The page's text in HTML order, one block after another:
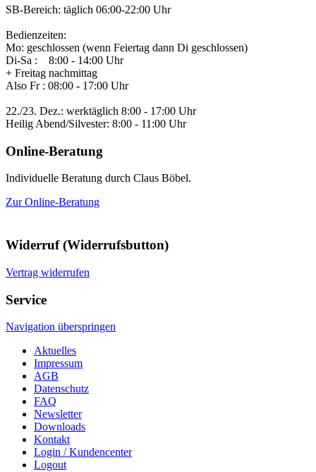
SB-Bereich: täglich 06:00-22:00 Uhr
Bedienzeiten:
Mo: geschlossen (wenn Feiertag dann Di geschlossen)
Di-Sa : 8:00 - 14:00 Uhr
+ Freitag nachmittag
Also Fr : 08:00 - 17:00 Uhr
22./23. Dez.: werktäglich 8:00 - 17:00 Uhr
Heilig Abend/Silvester: 8:00 - 11:00 Uhr
Online-Beratung
Individuelle Beratung durch Claus Böbel.
Zur Online-Beratung
Widerruf (Widerrufsbutton)
Vertrag widerrufen
Service
Navigation überspringen
Aktuelles
Impressum
AGB
Datenschutz
FAQ
Newsletter
Downloads
Kontakt
Login / Kundencenter
Logout